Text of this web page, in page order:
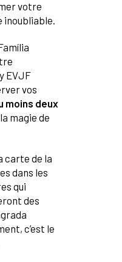
votre
EVJF
vos
moins deux
magie de
carte de la
dans les
qui
des
c’est le